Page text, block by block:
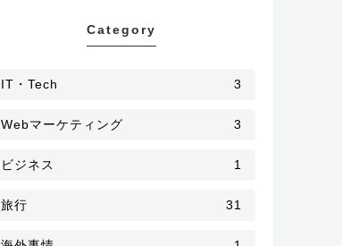
Category
IT・Tech 3
Webマーケティング 3
ビジネス 1
旅行 31